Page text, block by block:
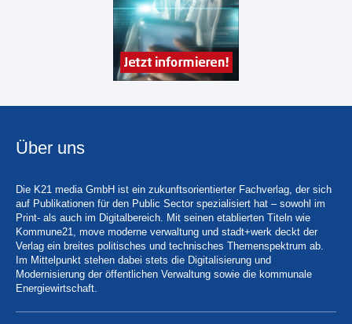
Über uns
Die K21 media GmbH ist ein zukunftsorientierter Fachverlag, der sich
auf Publikationen für den Public Sector spezialisiert hat – sowohl im
Print- als auch im Digitalbereich. Mit seinen etablierten Titeln wie
Kommune21, move moderne verwaltung und stadt+werk deckt der
Verlag ein breites politisches und technisches Themenspektrum ab.
Im Mittelpunkt stehen dabei stets die Digitalisierung und
Modernisierung der öffentlichen Verwaltung sowie die kommunale
Energiewirtschaft.